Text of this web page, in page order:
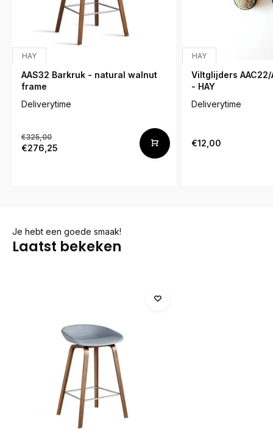
HAY
AAS32 Barkruk - natural walnut
frame
Deliverytime
€325,00
€276,25
HAY
Viltglijders
- HAY
Deliverytime
€12,00
Je hebt een goede smaak!
Laatst bekeken